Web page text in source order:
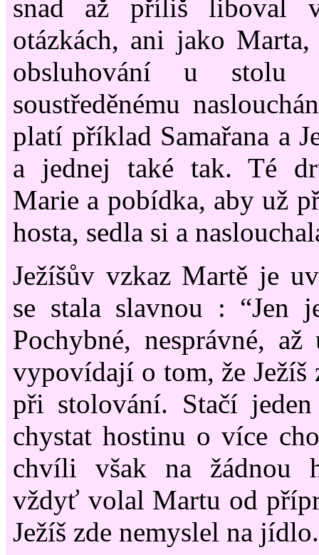
snad až příliš liboval
otázkách, ani jako
obsluhování u stolu
soustředěnému
platí příklad Samařana a
a jednej také tak. Té
Marie a pobídka, aby už
hosta, sedla si a
Ježíšův vzkaz Martě je
se stala slavnou : “Jen
Pochybné, nesprávné,
vypovídají o tom, že Ježíš
při stolování. Stačí
chystat hostinu o více
chvíli však na žádnou
vždyť volal Martu od
Ježíš zde nemyslel na jídlo.